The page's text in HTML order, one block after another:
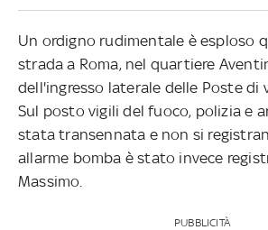
Un ordigno rudimentale è esploso
strada a Roma, nel quartiere
dell'ingresso laterale delle Poste di
Sul posto vigili del fuoco, polizia e
stata transennata e non si
allarme bomba è stato invece
Massimo.
PUBBLICITÀ